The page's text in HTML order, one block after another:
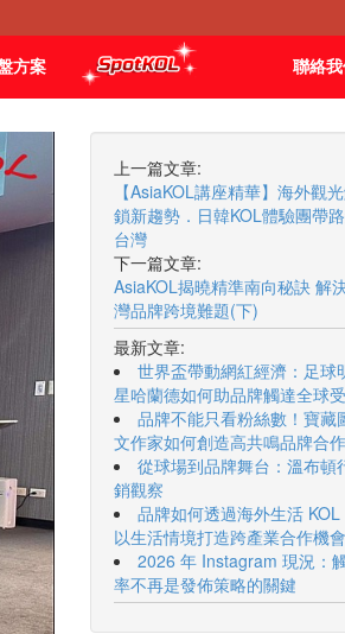
方案 聯絡
上一篇文章:
【AsiaKOL講座精華】海外觀
鎖新趨勢．日韓KOL體驗團帶
台灣
下一篇文章:
AsiaKOL揭曉精準南向秘訣 解
灣品牌跨境難題(下)
最新文章:
世界盃帶動網紅經濟：足球
星哈蘭德如何助品牌觸達全球
品牌不能只看粉絲數！寶藏
文作家如何創造高共鳴品牌合
從球場到品牌舞台：溫布頓
銷觀察
品牌如何透過海外生活 KOL
以生活情境打造跨產業合作機會
2026 年 Instagram 現況：
率不再是發佈策略的關鍵